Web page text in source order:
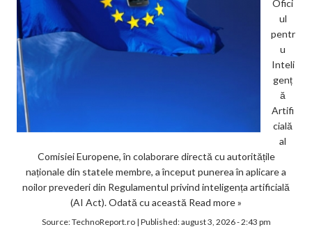
Ofici
ul
pentr
u
Inteli
genț
ă
Artifi
cială
al
Comisiei Europene, în colaborare directă cu autoritățile
naționale din statele membre, a început punerea în aplicare a
noilor prevederi din Regulamentul privind inteligența artificială
(AI Act). Odată cu această Read more »
Source:TechnoReport.ro| Published:august 3, 2026 - 2:43 pm